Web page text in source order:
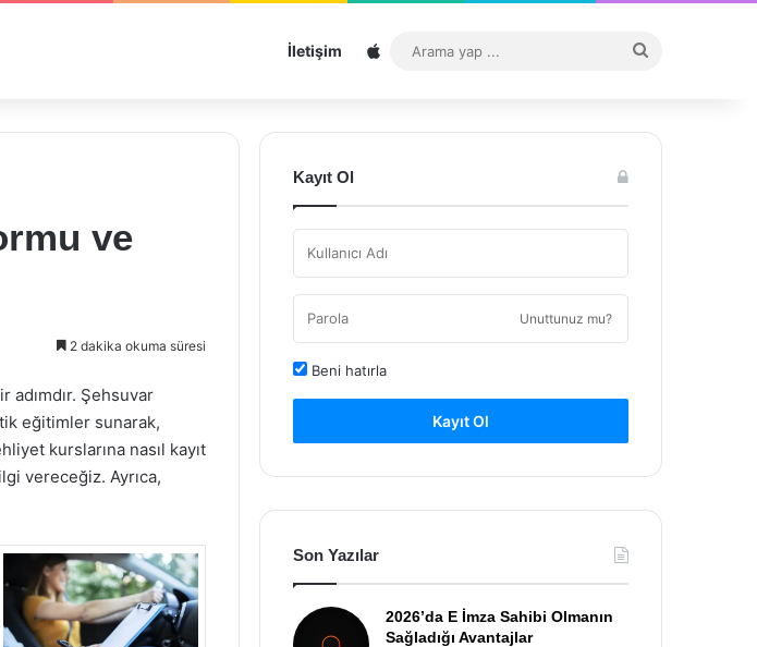
İletişim Sitemap
...
ve
2 dakika okuma süresi
adımdır. Şehsuvar
eğitimler sunarak,
kurslarına nasıl kayıt
vereceğiz. Ayrıca,
Kayıt Ol
Unuttunuz mu?
Beni hatırla
Kayıt Ol
Son Yazılar
2026’da E İmza Sahibi Olmanın
Sağladığı Avantajlar